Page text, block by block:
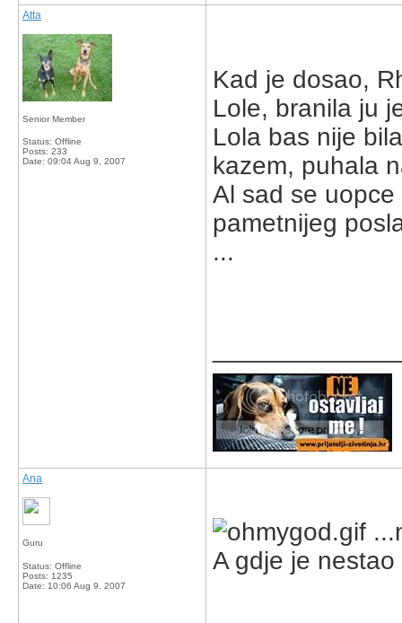
Atta
Senior Member
Status: Offline
Posts: 233
Date: 09:04 Aug 9, 2007
Kad je dosao,
Lole, branila ju
Lola bas nije
kazem, puhala
Al sad se
pametnijeg
...
Ana
Guru
Status: Offline
Posts: 1235
Date: 10:06 Aug 9, 2007
A gdje je